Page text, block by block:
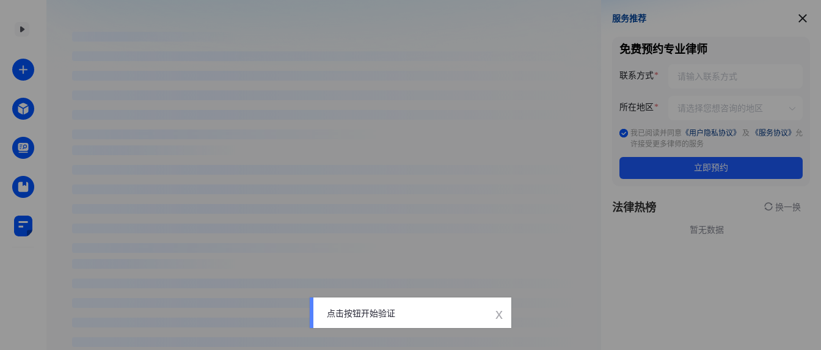
服务推荐
服务推荐
免费预约专业律师
联系方式
所在地区
我已阅读并同意 《用户隐私协议》 及 《服务协议》 允
许接受更多律师的服务
立即预约
法律热榜 换一换
暂无数据
点击按钮开始验证 x